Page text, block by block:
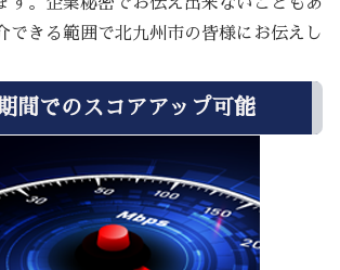
できる範囲で北九州市の皆様にお伝えし
間でのスコアアップ可能